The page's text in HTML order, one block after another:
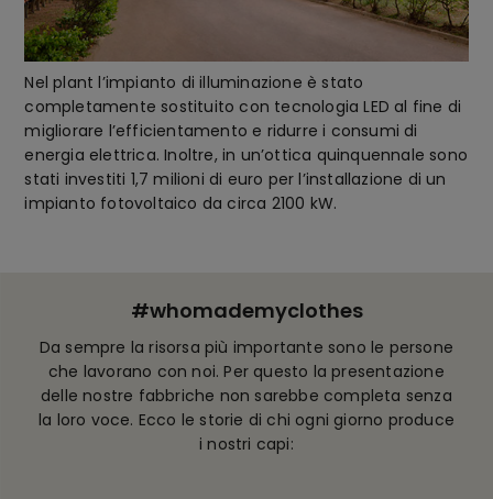
Nel plant l’impianto di illuminazione è stato
completamente sostituito con tecnologia LED al fine di
migliorare l’efficientamento e ridurre i consumi di
energia elettrica. Inoltre, in un’ottica quinquennale sono
stati investiti 1,7 milioni di euro per l’installazione di un
impianto fotovoltaico da circa 2100 kW.
#whomademyclothes
Da sempre la risorsa più importante sono le persone
che lavorano con noi. Per questo la presentazione
delle nostre fabbriche non sarebbe completa senza
la loro voce. Ecco le storie di chi ogni giorno produce
i nostri capi: